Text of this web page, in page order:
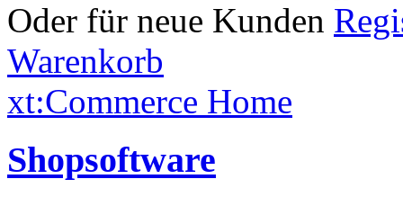
Oder für neue Kunden
Warenkorb
xt:Commerce Home
Shopsoftware